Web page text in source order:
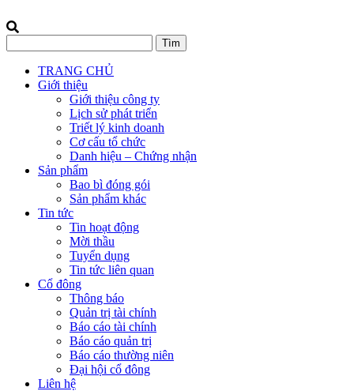
TRANG CHỦ
Giới thiệu
Giới thiệu công ty
Lịch sử phát triển
Triết lý kinh doanh
Cơ cấu tổ chức
Danh hiệu – Chứng nhận
Sản phẩm
Bao bì đóng gói
Sản phẩm khác
Tin tức
Tin hoạt động
Mời thầu
Tuyển dụng
Tin tức liên quan
Cổ đông
Thông báo
Quản trị tài chính
Báo cáo tài chính
Báo cáo quản trị
Báo cáo thường niên
Đại hội cổ đông
Liên hệ